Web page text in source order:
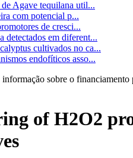
Agave tequilana util...
com potencial p...
de cresci...
detectados em diferent...
cultivados no ca...
endofíticos asso...
sobre o
of H2O2